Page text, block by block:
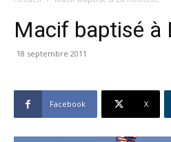
Macif baptisé à
18 septembre 2011
Facebook X